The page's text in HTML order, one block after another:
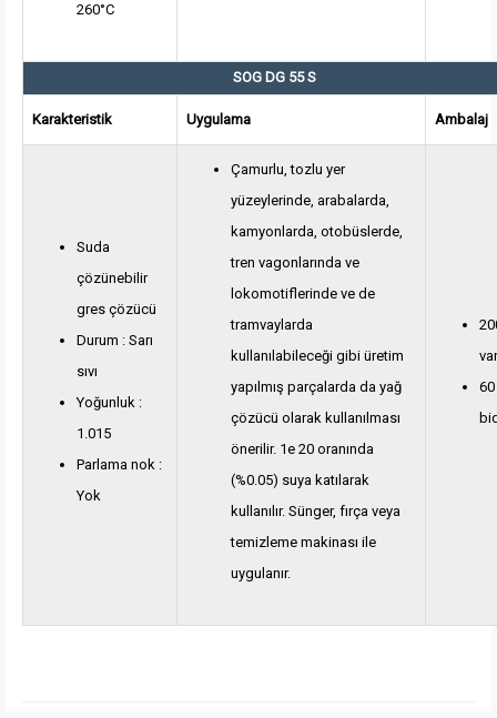
260°C
SOG DG 55 S
Karakteristik Uygulama Ambalaj
Suda
çözünebilir
gres çözücü
Durum : Sarı
sıvı
Yoğunluk :
1.015
Parlama nok :
Yok
Çamurlu, tozlu yer
yüzeylerinde, arabalarda,
kamyonlarda, otobüslerde,
tren vagonlarında ve
lokomotiflerinde ve de
tramvaylarda
kullanılabileceği gibi üretim
yapılmış parçalarda da yağ
çözücü olarak kullanılması
önerilir. 1e 20 oranında
(%0.05) suya katılarak
kullanılır. Sünger, fırça veya
temizleme makinası ile
uygulanır.